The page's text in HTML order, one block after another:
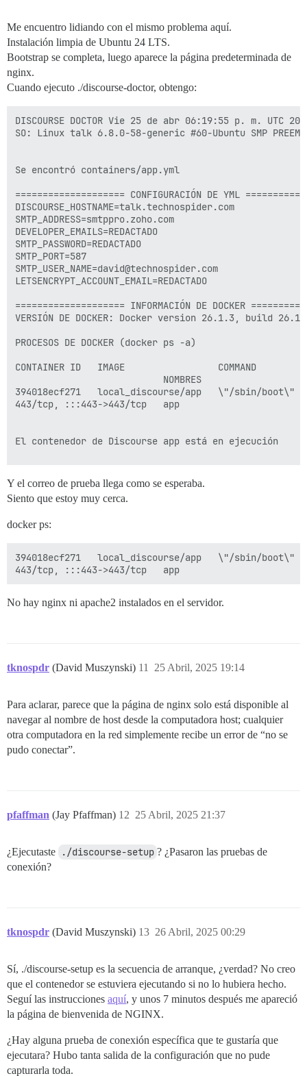
Me encuentro lidiando con el mismo problema aquí.
Instalación limpia de Ubuntu 24 LTS.
Bootstrap se completa, luego aparece la página predeterminada de
nginx.
Cuando ejecuto ./discourse-doctor, obtengo:
DISCOURSE DOCTOR Vie 25 de abr 06:19:55 p. m. UTC
SO: Linux talk 6.8.0-58-generic #60-Ubuntu SMP
Se encontró containers/app.yml
==================== CONFIGURACIÓN DE YML
DISCOURSE_HOSTNAME=talk.technospider.com
SMTP_ADDRESS=smtppro.zoho.com
DEVELOPER_EMAILS=REDACTADO
SMTP_PASSWORD=REDACTADO
SMTP_PORT=587
SMTP_USER_NAME=david@technospider.com
LETSENCRYPT_ACCOUNT_EMAIL=REDACTADO
==================== INFORMACIÓN DE DOCKER
VERSIÓN DE DOCKER: Docker version 26.1.3, build
PROCESOS DE DOCKER (docker ps -a)
CONTAINER ID   IMAGE
                           NOMBRES
394018ecf271   local_discourse/app   \"/sbin/boot\"
443/tcp, :::443->443/tcp   app
El contenedor de Discourse app está en ejecución
==================== PLUGINS ===================
- git clone https://github.com/discourse/
========================================
Versión de Discourse en talk.technospider.com: NO
total        used        free
Swap:           3866          98        3768
==================== COMPROBACIÓN DE ESPACIO EN
---------- Espacio en disco del SO ----------
Filesystem                         Size  Used Avail
Unidades: sectores de 1 * 512 = 512 bytes
Tamaño de sector (lógico/físico): 512 bytes / 512
Disco /dev/loop1: 73.89 MiB, 77475840 bytes, 151320
Unidades: sectores de 1 * 512 = 512 bytes
Unidades: sectores de 1 * 512 = 512 bytes
Disco /dev/sda: 40 GiB, 42949672960 bytes, 83886080
Modelo de disco: VMware Virtual S
Unidades: sectores de 1 * 512 = 512 bytes
Tamaño de sector (lógico/físico): 512 bytes / 512
Tamaño de E/S (mínimo/óptimo): 512 bytes / 512 bytes
Tipo de etiqueta de disco: gpt
Identificador de disco: 57115BC0-AFA9-4902-9910-
Y el correo de prueba llega como se esperaba.
Siento que estoy muy cerca.
docker ps:
394018ecf271   local_discourse/app   \"/sbin/boot\"
No hay nginx ni apache2 instalados en el servidor.
tknospdr (David Muszynski) 25 Abril, 2025 19:14
11
Para aclarar, parece que la página de nginx solo está disponible al
navegar al nombre de host desde la computadora host; cualquier
otra computadora en la red simplemente recibe un error de “no se
pudo conectar”.
pfaffman (Jay Pfaffman) 25 Abril, 2025 21:37
12
¿Ejecutaste ./discourse-setup ? ¿Pasaron las pruebas de
conexión?
tknospdr (David Muszynski) 26 Abril, 2025 00:29
13
Sí, ./discourse-setup es la secuencia de arranque, ¿verdad? No creo
que el contenedor se estuviera ejecutando si no lo hubiera hecho.
Seguí las instrucciones aquí, y unos 7 minutos después me apareció
la página de bienvenida de NGINX.
¿Hay alguna prueba de conexión específica que te gustaría que
ejecutara? Hubo tanta salida de la configuración que no pude
capturarla toda.